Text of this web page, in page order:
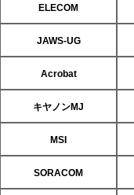
ELECOM
JAWS-UG
Acrobat
キヤノンMJ
MSI
SORACOM